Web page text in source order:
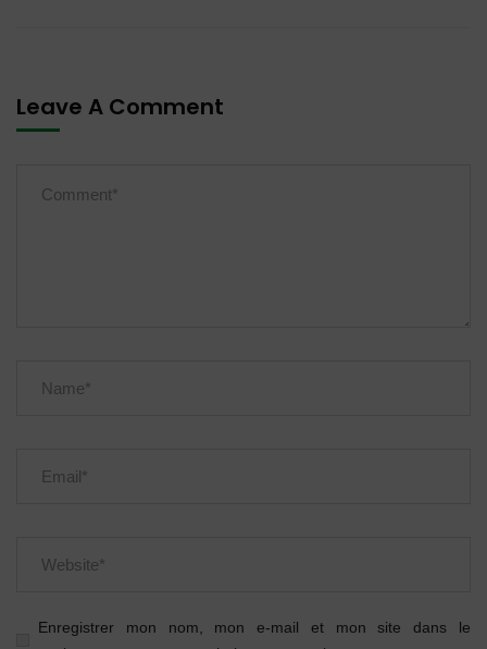
Leave A Comment
Enregistrer mon nom, mon e-mail et mon site dans le